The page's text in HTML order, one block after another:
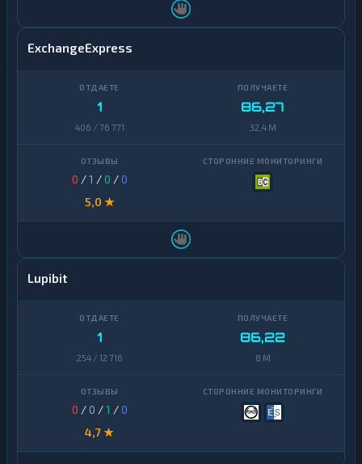
ExchangeExpress
1
406 / 76 771
86,27
32,4 M
0 /1 /0 /0
5,0 ★
Lupibit
1
254 / 12 716
86,22
8 M
0 / 0 /1 /0
4,7 ★